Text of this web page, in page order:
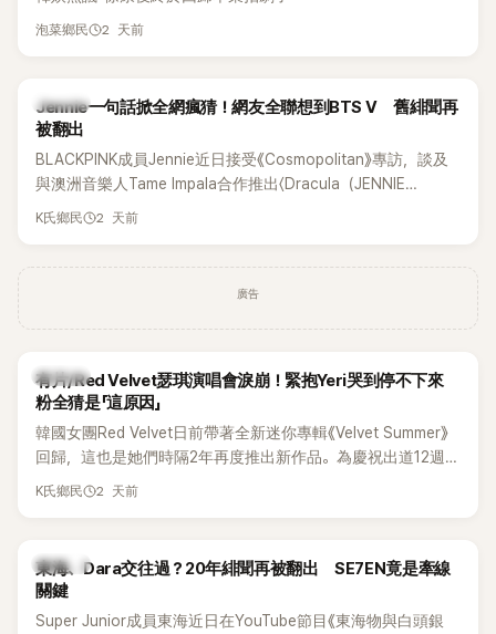
泡菜鄉民 2 天前
K-POP
Jennie一句話掀全網瘋猜！網友全聯想到BTS V 舊緋聞再
被翻出
BLACKPINK成員Jennie近日接受《Cosmopolitan》專訪，談及
與澳洲音樂人Tame Impala合作推出〈Dracula（JENNIE
Remix）〉的幕後故事，沒想到她一句關於「共同朋友」的回答，
K氏鄉民 2 天前
廣告
K-POP
有片/Red Velvet瑟琪演唱會淚崩！緊抱Yeri哭到停不下來
粉全猜是「這原因」
韓國女團Red Velvet日前帶著全新迷你專輯《Velvet Summer》
回歸，這也是她們時隔2年再度推出新作品。為慶祝出道12週
年，五位成員也一連舉辦三場粉絲演唱會，與粉絲共同回顧經
K氏鄉民 2 天前
K-POP
東海、Dara交往過？20年緋聞再被翻出 SE7EN竟是牽線
關鍵
Super Junior成員東海近日在YouTube節目《東海物與白頭銀